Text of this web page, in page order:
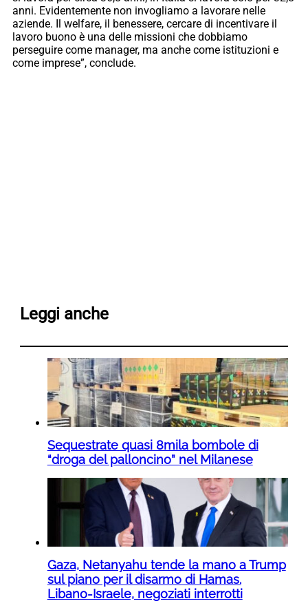
anni. Evidentemente non invogliamo a lavorare nelle
aziende. Il welfare, il benessere, cercare di incentivare il
lavoro buono è una delle missioni che dobbiamo
perseguire come manager, ma anche come istituzioni e
come imprese”, conclude.
Leggi anche
Sequestrate quasi 8mila bombole di
“droga del palloncino” nel Milanese
Gaza, Netanyahu tende la mano a Trump
sul piano per il disarmo di Hamas.
Libano-Israele, negoziati interrotti